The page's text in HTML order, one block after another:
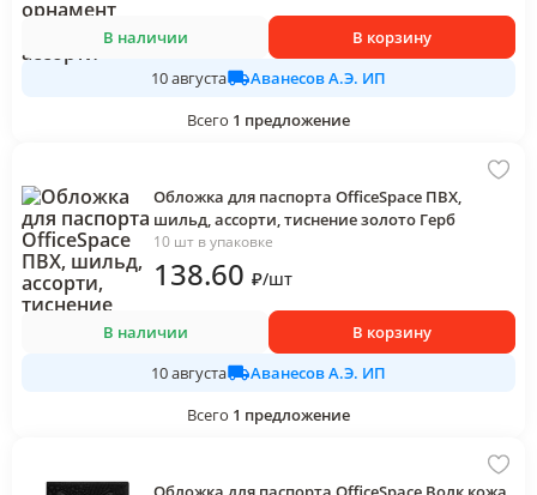
В наличии
В корзину
10 августа
Аванесов А.Э. ИП
Всего 1 предложение
Обложка для паспорта OfficeSpace ПВХ,
шильд, ассорти, тиснение золото Герб
10 шт в упаковке
138.60 ₽/шт
В наличии
В корзину
10 августа
Аванесов А.Э. ИП
Всего 1 предложение